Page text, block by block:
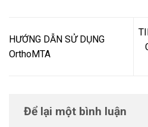
HƯỚNG DẪN SỬ DỤNG
OrthoMTA
Để lại một bình luận